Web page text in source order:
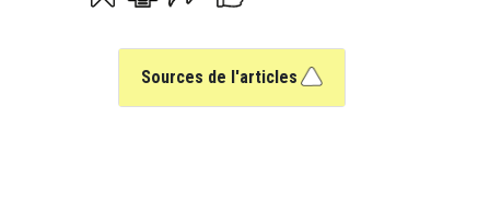
Sources de l'articles